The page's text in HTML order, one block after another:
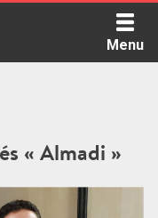
Menu
« Almadi »